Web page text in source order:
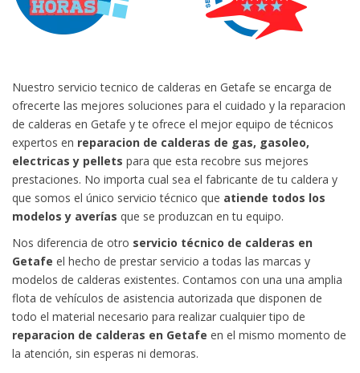
Nuestro servicio tecnico de calderas en Getafe se encarga de
ofrecerte las mejores soluciones para el cuidado y la reparacion
de calderas en Getafe y te ofrece el mejor equipo de técnicos
expertos en reparacion de calderas de gas, gasoleo,
electricas y pellets para que esta recobre sus mejores
prestaciones. No importa cual sea el fabricante de tu caldera y
que somos el único servicio técnico que atiende todos los
modelos y averías que se produzcan en tu equipo.
Nos diferencia de otro servicio técnico de calderas en
Getafe el hecho de prestar servicio a todas las marcas y
modelos de calderas existentes. Contamos con una una amplia
flota de vehículos de asistencia autorizada que disponen de
todo el material necesario para realizar cualquier tipo de
reparacion de calderas en Getafe en el mismo momento de
la atención, sin esperas ni demoras.